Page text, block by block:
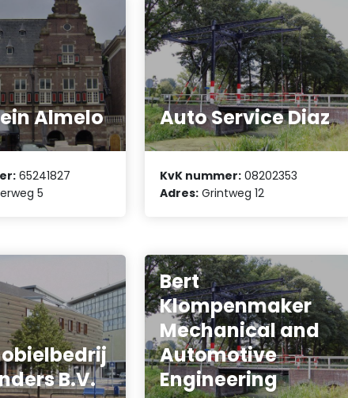
Almelo
65241827
5
Auto Service Diaz
KvK nummer: 08202353
Adres: Grintweg 12
B.V.
Bert
Klompenmaker
Mechanical and
Automotive
Engineering